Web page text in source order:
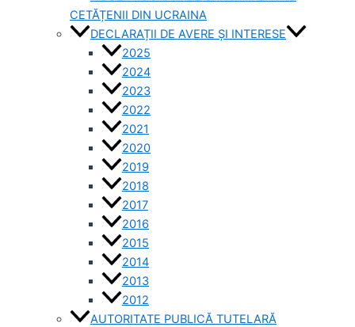
CETĂȚENII DIN UCRAINA
DECLARAȚII DE AVERE ȘI INTERESE
2025
2024
2023
2022
2021
2020
2019
2018
2017
2016
2015
2014
2013
2012
AUTORITATE PUBLICĂ TUTELARĂ